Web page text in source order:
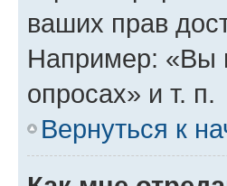
ваших прав
Например: «Вы
опросах» и т. п.
Вернуться к